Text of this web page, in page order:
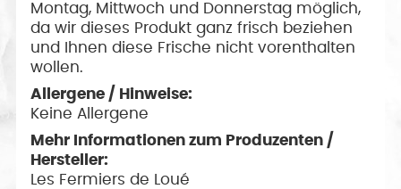
Montag, Mittwoch und Donnerstag möglich,
da wir dieses Produkt ganz frisch beziehen
und Ihnen diese Frische nicht vorenthalten
wollen.
Allergene / Hinweise:
Keine Allergene
Mehr Informationen zum Produzenten /
Hersteller:
Les Fermiers de Loué